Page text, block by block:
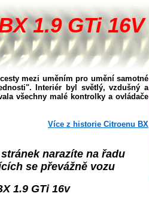
1.9 GTi 16V
mezi uměním pro umění samotné
Interiér byl světlý, vzdušný a
všechny malé kontrolky a ovládače
Více z historie Citroenu BX
narazíte na řadu
se převážně vozu
1.9 GTi 16v